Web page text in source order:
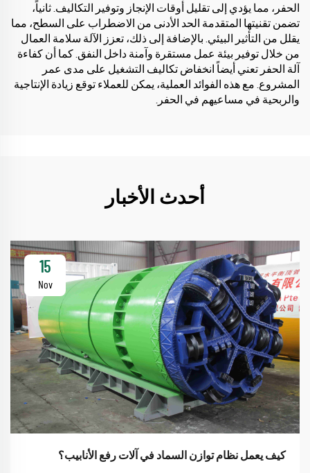
الحفر، مما يؤدي إلى تقليل أوقات الإنجاز وتوفير التكاليف. ثانياً،
تضمن تقنيتها المتقدمة الحد الأدنى من الاضطراب على السطح، مما
يقلل من التأثير البيئي. بالإضافة إلى ذلك، تعزز الآلة سلامة العمال
من خلال توفير بيئة عمل مستقرة وآمنة داخل النفق. كما أن كفاءة
آلة الحفر تعني أيضاً انخفاض تكاليف التشغيل على مدى عمر
المشروع. مع هذه الفوائد العملية، يمكن للعملاء توقع زيادة الإنتاجية
والربحية في مساعيهم في الحفر.
أحدث الأخبار
15
Nov
كيف يعمل نظام توازن السماد في آلات رفع الأنابيب؟